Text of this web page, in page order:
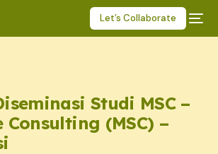
Let’s Collaborate
Studi MSC –
Consulting (MSC) –